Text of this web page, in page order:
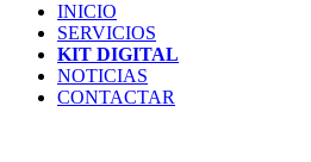
INICIO
SERVICIOS
KIT DIGITAL
NOTICIAS
CONTACTAR